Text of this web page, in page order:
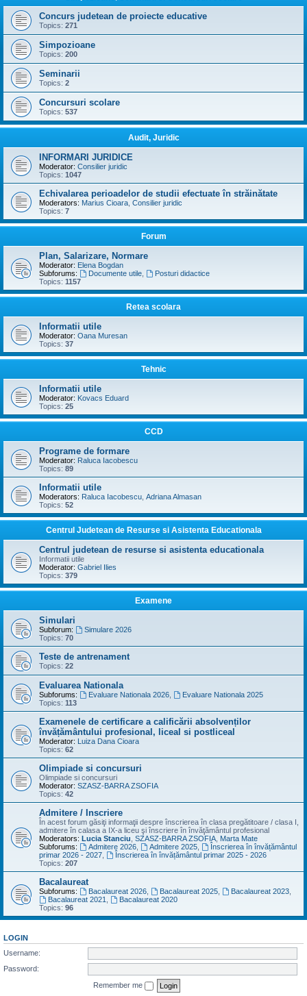
Concurs judetean de proiecte educative
Topics: 271
Simpozioane
Topics: 200
Seminarii
Topics: 2
Concursuri scolare
Topics: 537
Audit, Juridic
INFORMARI JURIDICE
Moderator: Consilier juridic
Topics: 1047
Echivalarea perioadelor de studii efectuate în străinătate
Moderators: Marius Cioara Consilier juridic
Topics: 7
Forum
Plan, Salarizare, Normare
Moderator: Elena Bogdan
Subforums:
Documente utile,
Posturi didactice
Topics: 1157
Retea scolara
Informatii utile
Moderator: Oana Muresan
Topics: 37
Tehnic
Informatii utile
Moderator: Kovacs Eduard
Topics: 25
CCD
Programe de formare
Moderator: Raluca Iacobescu
Topics: 89
Informatii utile
Moderators: Raluca Iacobescu Adriana Almasan
Topics: 52
Centrul Judetean de Resurse si Asistenta Educationala
Centrul judetean de resurse si asistenta educationala
Informatii utile
Moderator: Gabriel Ilies
Topics: 379
Examene
Simulari
Subforum:
Simulare 2026
Topics: 70
Teste de antrenament
Topics: 22
Evaluarea Nationala
Subforums: Evaluare Nationala 2026,
Evaluare Nationala 2025
Topics: 113
Examenele de certificare a calificării absolvenților
învățământului profesional, liceal si postliceal
Moderator: Luiza Dana Cioara
Topics: 62
Olimpiade si concursuri
Olimpiade si concursuri
Moderator: SZASZ-BARRA ZSOFIA
Topics: 42
Admitere / Inscriere
În acest forum găsiţi informaţii despre înscrierea în clasa pregătitoare / clasa I,
admitere în calasa a IX-a liceu şi înscriere în învăţământul profesional
Moderators: Lucia Stanciu SZASZ-BARRA ZSOFIA Marta Mate
Subforums:
Admitere 2026, Admitere 2025,
Înscrierea în învățământul
primar 2026 - 2027
Înscrierea în învățământul primar 2025 - 2026
Topics: 207
Bacalaureat
Subforums: Bacalaureat 2026, Bacalaureat 2025, Bacalaureat 2023,
Bacalaureat 2021
Bacalaureat 2020
Topics: 96
LOGIN
Username:
Password:
Remember me